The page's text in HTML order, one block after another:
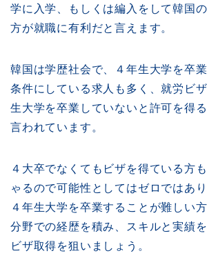
学に入学、もしくは編入をして韓国
方が就職に有利だと言えます。
韓国は学歴社会で、４年生大学を卒
条件にしている求人も多く、就労ビ
生大学を卒業していないと許可を得
言われています。
４大卒でなくてもビザを得ている方
ゃるので可能性としてはゼロではあり
４年生大学を卒業することが難しい
分野での経歴を積み、スキルと実績
ビザ取得を狙いましょう。